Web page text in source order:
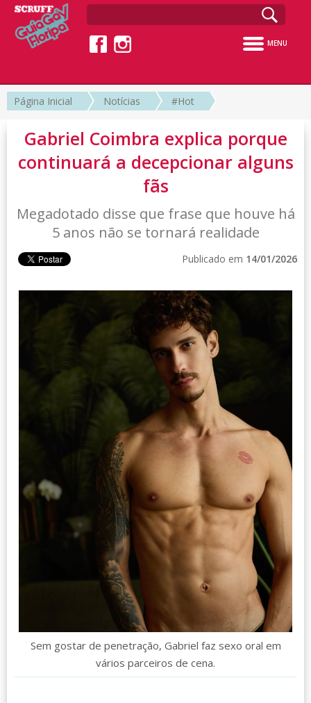
MENU
Página Inicial Notícias #Hot
Gabriel Coimbra explica porque
continuará a decepcionar alguns
fãs
Megadotado disse que frase que houve há
5 anos não se tornará realidade
Publicado em 14/01/2026
Sem gostar de penetração, Gabriel faz sexo oral em
vários parceiros de cena.